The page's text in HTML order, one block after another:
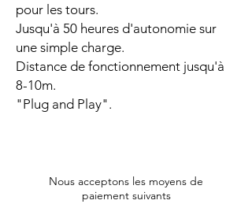
pour les tours.
Jusqu'à 50 heures d'autonomie sur
une simple charge.
Distance de fonctionnement jusqu'à
8-10m.
"Plug and Play".
Nous acceptons les moyens de
paiement suivants